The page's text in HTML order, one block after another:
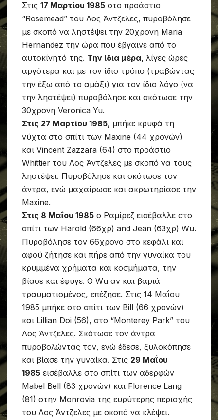
Στις 17 Μαρτίου 1985 στο προάστιο
“Rosemead” του Λος Άντζελες, πυροβόλησε
με σκοπό να ληστέψει την 20χρονη Maria
Hernandez την ώρα που έβγαινε από το
αυτοκίνητό της. Την ίδια μέρα, λίγες ώρες
αργότερα και με τον ίδιο τρόπο (τραβώντας
την έξω από το αμάξι) για τον ίδιο λόγο (να
την ληστέψει) πυροβόλησε και σκότωσε την
30χρονη Veronica Yu.
Στις 27 Μαρτίου 1985, μπήκε κρυφά τη
νύχτα στο σπίτι των Maxine (44 χρονών)
και Vincent Zazzara (64) στο προάστιο
Whittier του Λος Άντζελες με σκοπό να τους
ληστέψει. Πυροβόλησε και σκότωσε τον
άντρα, ενώ μαχαίρωσε και ακρωτηρίασε την
Maxine.
Στις 8 Μαΐου 1985 ο Ραμίρεζ εισέβαλλε στο
σπίτι των Harold (66χρ) and Jean (63χρ) Wu.
Πυροβόλησε τον 66χρονο στο κεφάλι και
αφού ζήτησε και πήρε από την γυναίκα του
κρυμμένα χρήματα και κοσμήματα, την
βίασε και έφυγε. Ο Wu αν και βαριά
τραυματισμένος, επέζησε. Στις 14 Μαΐου
1985 μπήκε στο σπίτι των Bill (66 χρονών)
και Lillian Doi (56), στο “Monterey Park” του
Λος Άντζελες. Σκότωσε τον άντρα
πυροβολώντας τον, ενώ έδεσε, ξυλοκόπησε
και βίασε την γυναίκα. Στις 29 Μαΐου
1985 εισέβαλλε στο σπίτι των αδερφών
Mabel Bell (83 χρονών) και Florence Lang
(81) στην Monrovia της ευρύτερης περιοχής
του Λος Άντζελες με σκοπό να κλέψει.